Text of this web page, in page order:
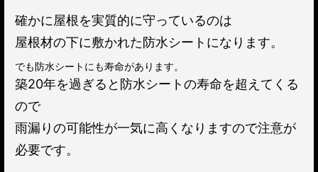
確かに屋根を実質的に守っているのは
屋根材の下に敷かれた防水シートになります。
でも防水シートにも寿命があります。
築20年を過ぎると防水シートの寿命を超えてくる
ので
雨漏りの可能性が一気に高くなりますので注意が
必要です。